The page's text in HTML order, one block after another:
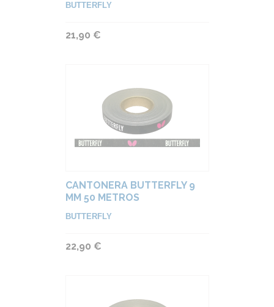
BUTTERFLY
21,90 €
CANTONERA BUTTERFLY 9
MM 50 METROS
BUTTERFLY
22,90 €